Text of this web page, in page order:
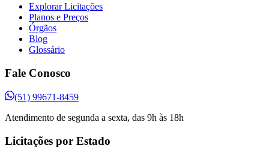
Explorar Licitações
Planos e Preços
Órgãos
Blog
Glossário
Fale Conosco
(51) 99671-8459
Atendimento de segunda a sexta, das 9h às 18h
Licitações por Estado